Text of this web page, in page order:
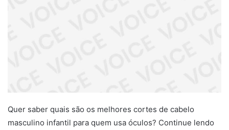
Quer saber quais são os melhores cortes de cabelo
masculino infantil para quem usa óculos? Continue lendo